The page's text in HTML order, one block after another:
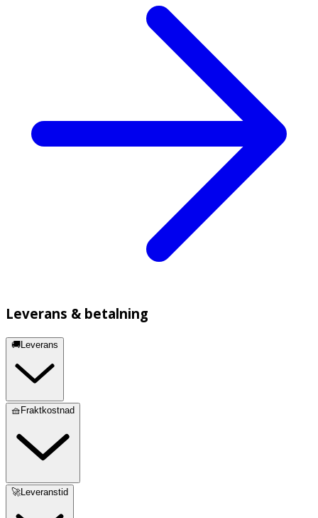
Leverans & betalning
🚚Leverans
🧺Fraktkostnad
🚀Leveranstid